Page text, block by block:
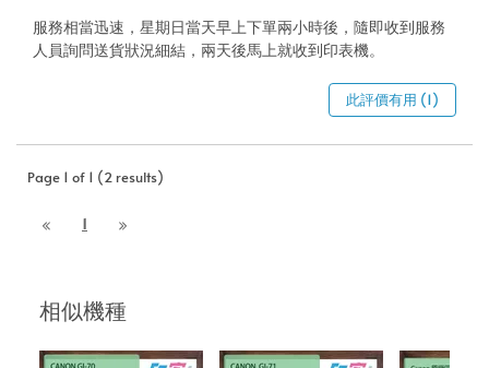
服務相當迅速，星期日當天早上下單兩小時後，隨即收到服務
人員詢問送貨狀況細結，兩天後馬上就收到印表機。
此評價有用 (1)
Page 1 of 1 (2 results)
1
相似機種